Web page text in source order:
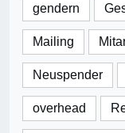
gendern
Mailing
Neuspender
overhead